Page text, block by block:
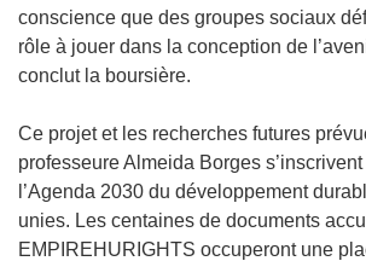
conscience que des groupes sociaux
rôle à jouer dans la conception de
conclut la boursière.
Ce projet et les recherches futures
professeure Almeida Borges
l’Agenda 2030 du développement
unies. Les centaines de documents
EMPIREHURIGHTS occuperont une